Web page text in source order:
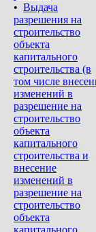
• Выдача
разрешения на
строительство
объекта
капитального
строительства (в
том числе
изменений в
разрешение на
строительство
объекта
капитального
строительства и
внесение
изменений в
разрешение на
строительство
объекта
капитального